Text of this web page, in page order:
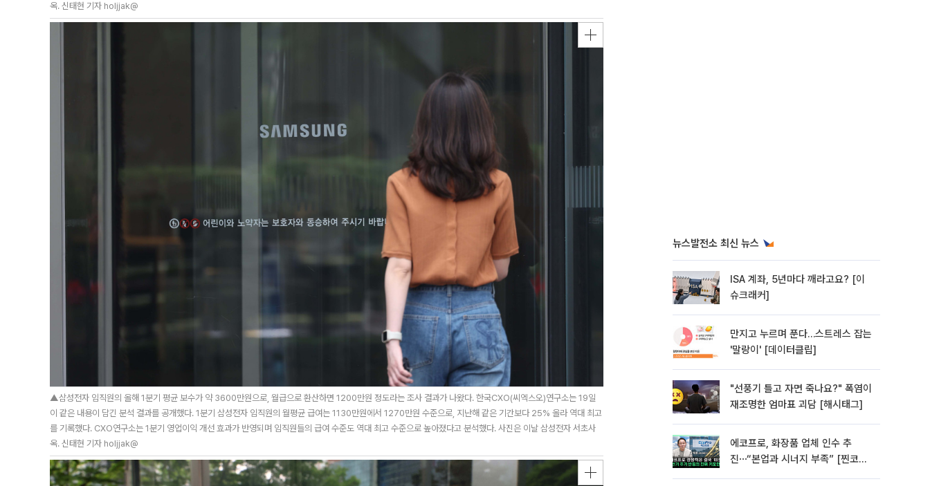
옥. 신태현 기자 holjjak@
▲삼성전자 임직원의 올해 1분기 평균 보수가 약 3600만원으로, 월급으로 환산하면 1200만원 정도라는 조사 결과가 나왔다. 한국CXO(씨엑스오)연구소는 19일
이 같은 내용이 담긴 분석 결과를 공개했다. 1분기 삼성전자 임직원의 월평균 급여는 1130만원에서 1270만원 수준으로, 지난해 같은 기간보다 25% 올라 역대 최고
를 기록했다. CXO연구소는 1분기 영업이익 개선 효과가 반영되며 임직원들의 급여 수준도 역대 최고 수준으로 높아졌다고 분석했다. 사진은 이날 삼성전자 서초사
옥. 신태현 기자 holjjak@
뉴스발전소 최신 뉴스
ISA 계좌, 5년마다 깨라고요? [이
슈크래커]
만지고 누르며 푼다…스트레스 잡는
'말랑이' [데이터클립]
"선풍기 틀고 자면 죽나요?" 폭염이
재조명한 엄마표 괴담 [해시태그]
에코프로, 화장품 업체 인수 추
진⋯“본업과 시너지 부족” [찐코노